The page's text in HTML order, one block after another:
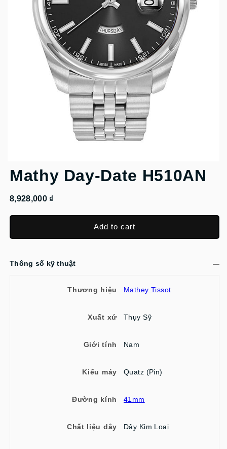
Mathy Day-Date H510AN
8,928,000 ₫
Add to cart
Thông số kỹ thuật
Thương hiệu Mathey Tissot
Xuất xứ Thụy Sỹ
Giới tính Nam
Kiểu máy Quatz (Pin)
Đường kính 41mm
Chất liệu dây Dây Kim Loại